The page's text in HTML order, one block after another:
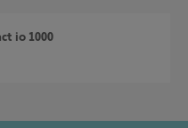
io 1000